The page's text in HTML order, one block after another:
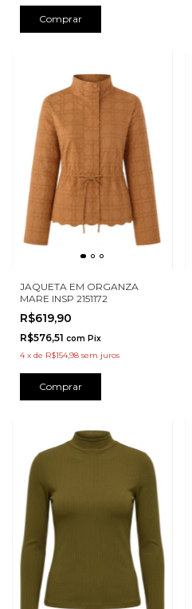
Comprar
JAQUETA EM ORGANZA
MARE INSP 2151172
R$619,90
R$576,51 com Pix
4 x de R$154,98 sem juros
Comprar